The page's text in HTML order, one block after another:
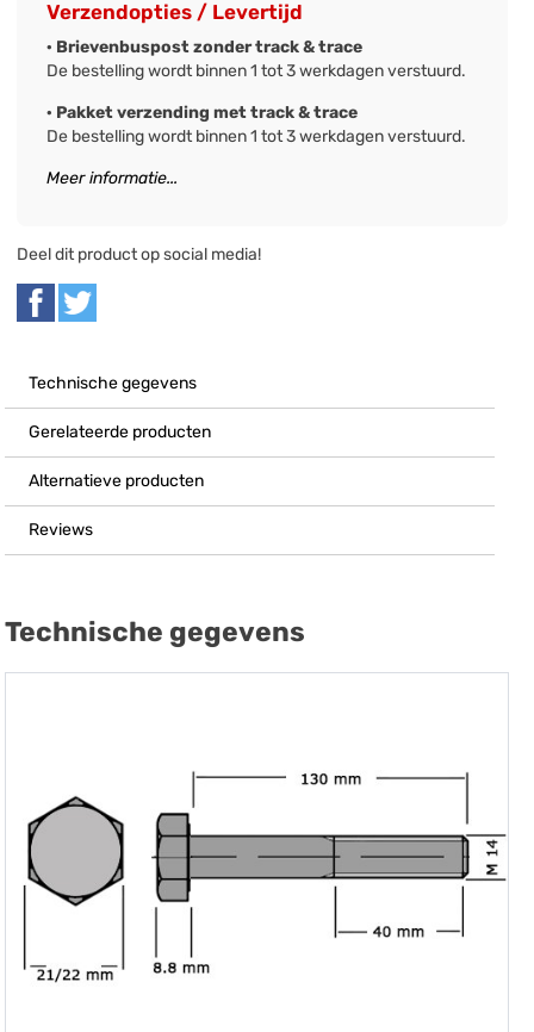
Verzendopties / Levertijd
· Brievenbuspost zonder track & trace
De bestelling wordt binnen 1 tot 3 werkdagen verstuurd.
· Pakket verzending met track & trace
De bestelling wordt binnen 1 tot 3 werkdagen verstuurd.
Meer informatie...
Deel dit product op social media!
Technische gegevens
Gerelateerde producten
Alternatieve producten
Reviews
Technische gegevens